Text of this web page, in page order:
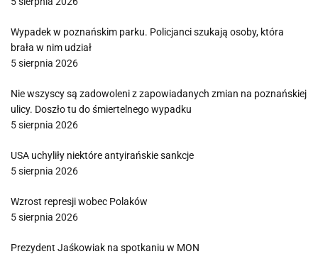
Wypadek w poznańskim parku. Policjanci szukają osoby, która
brała w nim udział
5 sierpnia 2026
Nie wszyscy są zadowoleni z zapowiadanych zmian na poznańskiej
ulicy. Doszło tu do śmiertelnego wypadku
5 sierpnia 2026
USA uchyliły niektóre antyirańskie sankcje
5 sierpnia 2026
Wzrost represji wobec Polaków
5 sierpnia 2026
Prezydent Jaśkowiak na spotkaniu w MON